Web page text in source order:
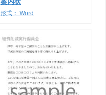
案内状
形式： Word